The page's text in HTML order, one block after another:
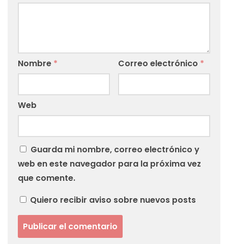
Nombre * Correo electrónico *
Web
Guarda mi nombre, correo electrónico y
web en este navegador para la próxima vez
que comente.
Quiero recibir aviso sobre nuevos posts